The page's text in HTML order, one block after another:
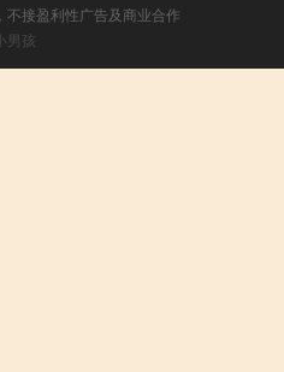
接盈利性广告及商业合作
男孩